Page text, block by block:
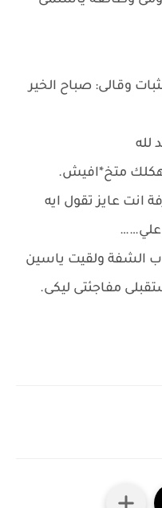
وقالى: صباح الخير
لله
متخ*افيش.
انت عايز تقول ايه
علي……
الشفة ولقيت ياسين
مفاجئتى ليكى.